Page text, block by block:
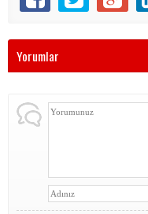
Yorumlar